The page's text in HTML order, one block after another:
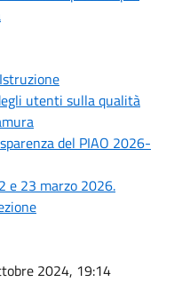
utenti sulla qualità
del PIAO 2026-
e 23 marzo 2026.
2024, 19:14